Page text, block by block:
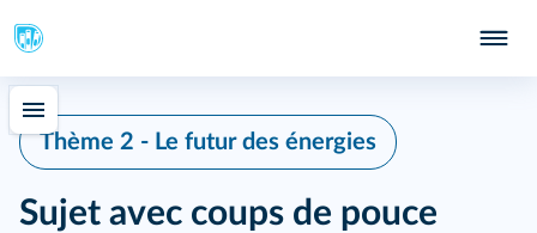
Thème 2 - Le futur des énergies
Sujet avec coups de pouce